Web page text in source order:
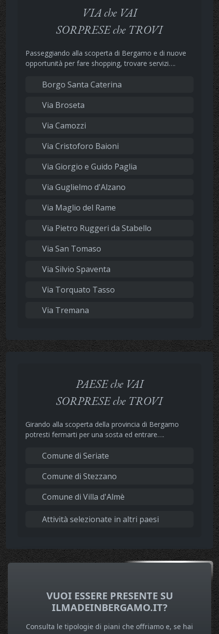
VIA che VAI
SORPRESE che TROVI
Passeggiando alla scoperta di Bergamo e di nuove
opportunità per fare shopping, trovare servizi….
Borgo Santa Caterina
Via Broseta
Via Camozzi
Via Cristoforo Baioni
Via Giorgio e Guido Paglia
Via Guglielmo d'Alzano
Via Maglio del Rame
Via Pietro Ruggeri da Stabello
Via San Tomaso
Via Silvio Spaventa
Via Torquato Tasso
Via Tremana
PAESE che VAI
SORPRESE che TROVI
Girando alla scoperta della provincia di Bergamo
potresti fermarti per una sosta ed entrare….
Comune di Seriate
Comune di Stezzano
Comune di Villa d'Almè
Attività selezionate in altri paesi
VUOI ESSERE PRESENTE SU
ILMADEINBERGAMO.IT?
Consulta le tipologie di piani che offriamo e, se hai